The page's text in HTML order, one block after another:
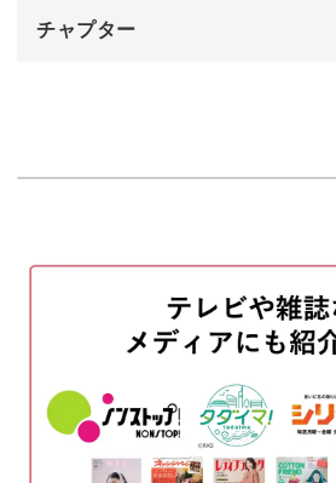
チャプター
ベースを描く
毛に色をつける
鼻を描く
目を描く